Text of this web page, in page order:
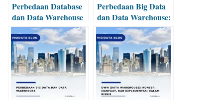
Perbedaan Database
dan Data Warehouse
Secara Lengkap
Perbedaan Big Data
dan Data Warehouse:
Mana yang
Dibutuhkan?